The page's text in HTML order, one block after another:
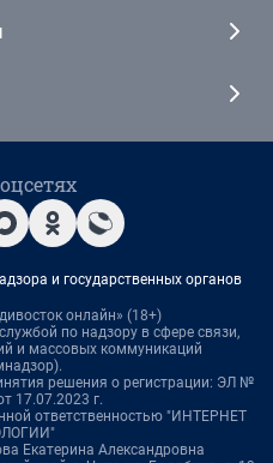
и государственных органов
онлайн» (18+)
по надзору в сфере связи,
и массовых коммуникаций
решения о регистрации: ЭЛ №
17.07.2023 г.
ответственностью "ИНТЕРНЕТ
Екатерина Александровна